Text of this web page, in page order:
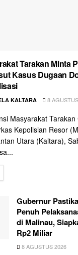
Tarakan Minta
Kasus Dugaan
KALTARA 8
Masyarakat
Kepolisian Resor
Utara (Kaltara),
Gubernur
Penuh
di Malinau,
Rp2 Miliar
8 AGUSTUS 2026